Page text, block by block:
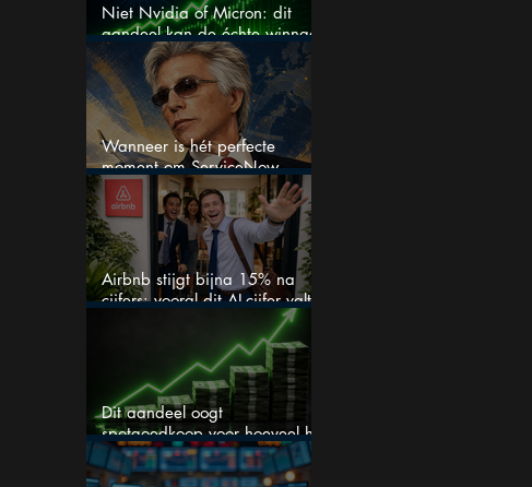
Niet Nvidia of Micron: dit
aandeel kan de échte winnaar
van de AI-race worden
Wanneer is hét perfecte
moment om ServiceNow
aandelen te kopen?
Airbnb stijgt bijna 15% na
cijfers: vooral dit AI-cijfer valt
Dit aandeel oogt
spotgoedkoop voor hoeveel het
kan stijgen